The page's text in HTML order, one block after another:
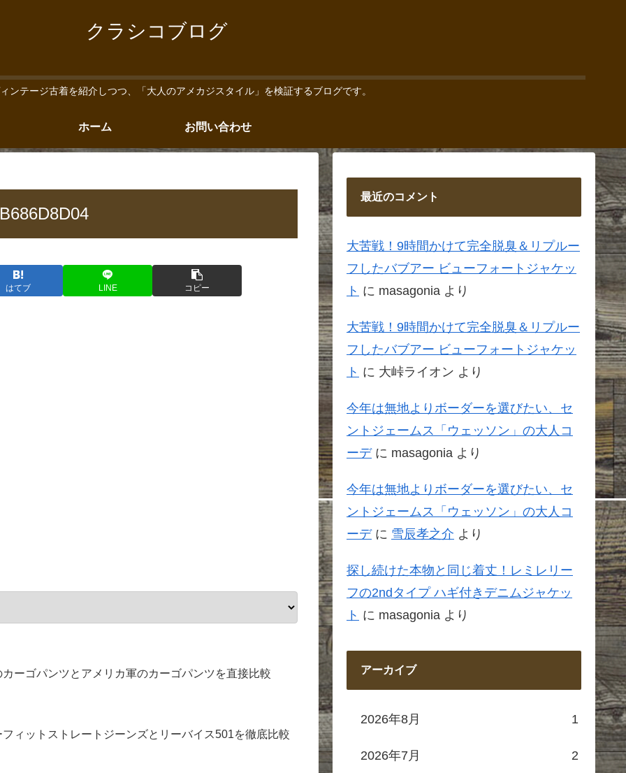
クラシコブログ
ンテージ古着を紹介しつつ、「大人のアメカジスタイル」を検証するブログです。
ホーム お問い合わせ
はてブ LINE コピー
ーゴパンツとアメリカ軍のカーゴパンツを直接比較
ィットストレートジーンズとリーバイス501を徹底比較
最近のコメント
大苦戦！9時間かけて完全脱臭＆リプルー
フしたバブアー ビューフォートジャケッ
ト に masagonia より
大苦戦！9時間かけて完全脱臭＆リプルー
フしたバブアー ビューフォートジャケッ
ト に 大峠ライオン より
今年は無地よりボーダーを選びたい、セ
ントジェームス「ウェッソン」の大人コ
ーデに masagonia より
今年は無地よりボーダーを選びたい、セ
ントジェームス「ウェッソン」の大人コ
ーデに 雪辰孝之介 より
探し続けた本物と同じ着丈！レミレリー
フの2ndタイプ ハギ付きデニムジャケッ
ト に masagonia より
アーカイブ
2026年8月 1
2026年7月 2